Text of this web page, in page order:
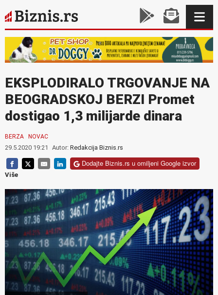
EKSPLODIRALO TRGOVANJE NA
BEOGRADSKOJ BERZI Promet
dostigao 1,3 milijarde dinara
BERZA NOVAC
29.5.2020 19:21 Autor: Redakcija Biznis.rs
Dodajte Biznis.rs u omiljeni Google izvor
Više